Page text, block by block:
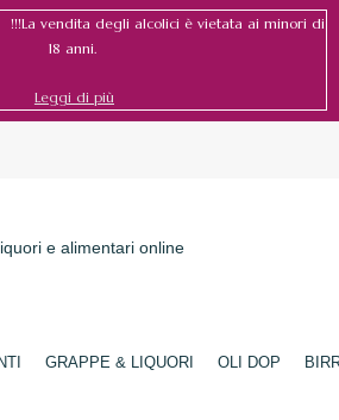
!!!La vendita degli alcolici è vietata ai minori di
18 anni.
Leggi di più
GRAPPE & LIQUORI OLI DOP